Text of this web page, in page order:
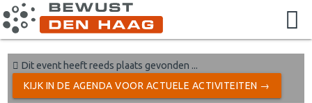
Dit event heeft reeds plaats gevonden ...
KIJK IN DE AGENDA VOOR ACTUELE ACTIVITEITEN →